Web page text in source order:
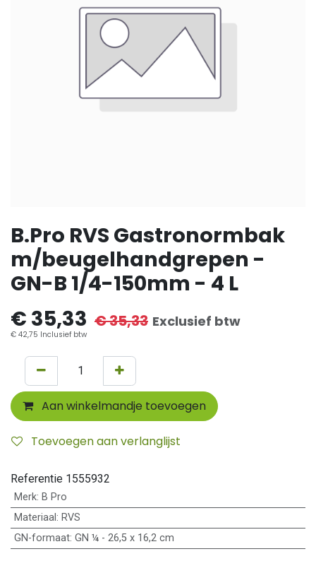
B.Pro RVS Gastronormbak
m/beugelhandgrepen -
GN-B 1/4-150mm - 4 L
€ 35,33 €35,33 Exclusief btw
€ 42,75 Inclusief btw
Aan winkelmandje toevoegen
Toevoegen aan verlanglijst
Referentie 1555932
Merk: B Pro
Materiaal : RVS
GN-formaat: GN ¼ - 26,5 x 16,2 cm